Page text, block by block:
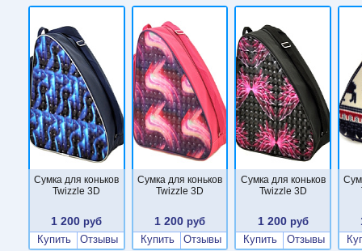
Сумка для коньков
Twizzle 3D
1 200 руб
Купить
Отзывы
Сумка для коньков
Twizzle 3D
1 200 руб
Купить
Отзывы
Сумка для коньков
Twizzle 3D
1 200руб
Купить
Отзывы